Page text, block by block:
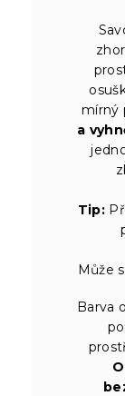
mírný
a
Tip:
Může
Barva